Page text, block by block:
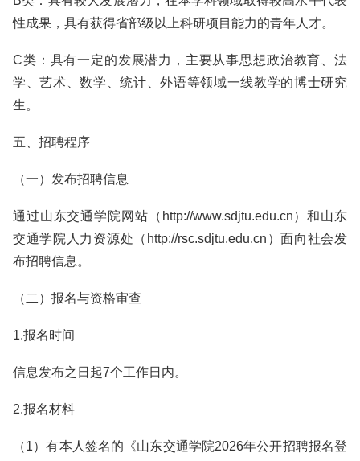
性成果，具有获得省部级以上科研项目能力的青年人才。
C类：具有一定的发展潜力，主要从事思想政治教育、法
学、艺术、数学、统计、外语等领域一线教学的博士研究
生。
五、招聘程序
（一）发布招聘信息
通过山东交通学院网站（http://www.sdjtu.edu.cn）和山东
交通学院人力资源处（http://rsc.sdjtu.edu.cn）面向社会发
布招聘信息。
（二）报名与资格审查
1.报名时间
信息发布之日起7个工作日内。
2.报名材料
（1）有本人签名的《山东交通学院2026年公开招聘报名登